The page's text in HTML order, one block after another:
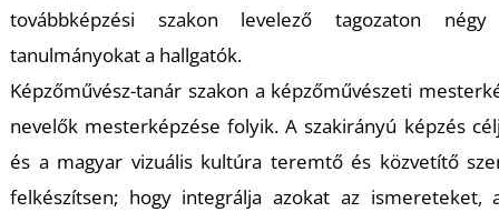
továbbképzési szakon levelező tagozaton
tanulmányokat a hallgatók.
Képzőművész-tanár szakon a képzőművészeti
nevelők mesterképzése folyik. A szakirányú képzés
és a magyar vizuális kultúra teremtő és közvetítő
felkészítsen; hogy integrálja azokat az ismereteket,